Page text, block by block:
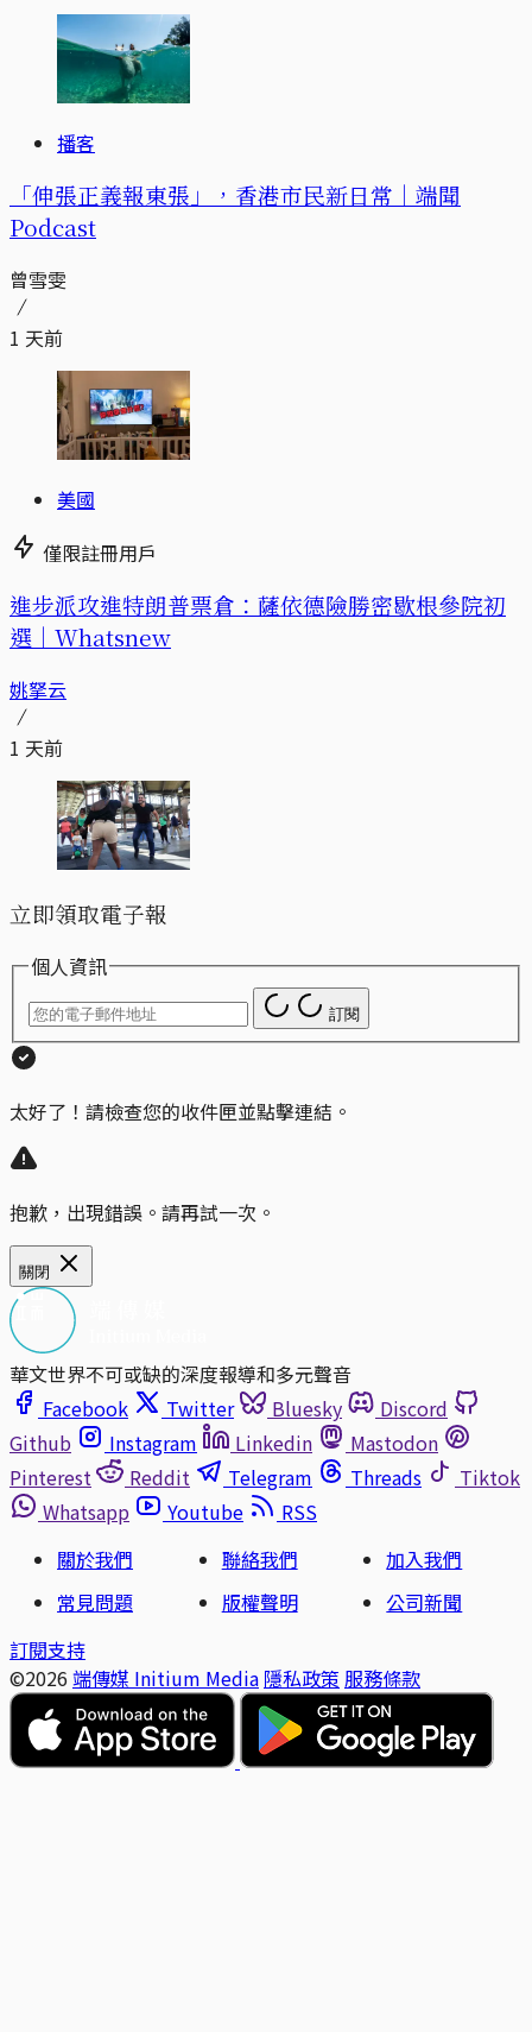
播客
「伸張正義報東張」，香港市民新日常｜端聞
Podcast
曾雪雯
1 天前
美國
僅限註冊用戶
進步派攻進特朗普票倉：薩依德險勝密歇根參院初
選｜Whatsnew
姚拏云
1 天前
立即領取電子報
個人資訊
訂閱
太好了！請檢查您的收件匣並點擊連結。
抱歉，出現錯誤。請再試一次。
關閉
華文世界不可或缺的深度報導和多元聲音
Facebook
Twitter Bluesky
Discord
Github
Instagram Linkedin
Mastodon
Pinterest
Reddit Telegram Threads
Tiktok
Whatsapp
Youtube
RSS
關於我們
聯絡我們
加入我們
常見問題
版權聲明
公司新聞
訂閱支持
©2026 端傳媒 Initium Media 隱私政策 服務條款